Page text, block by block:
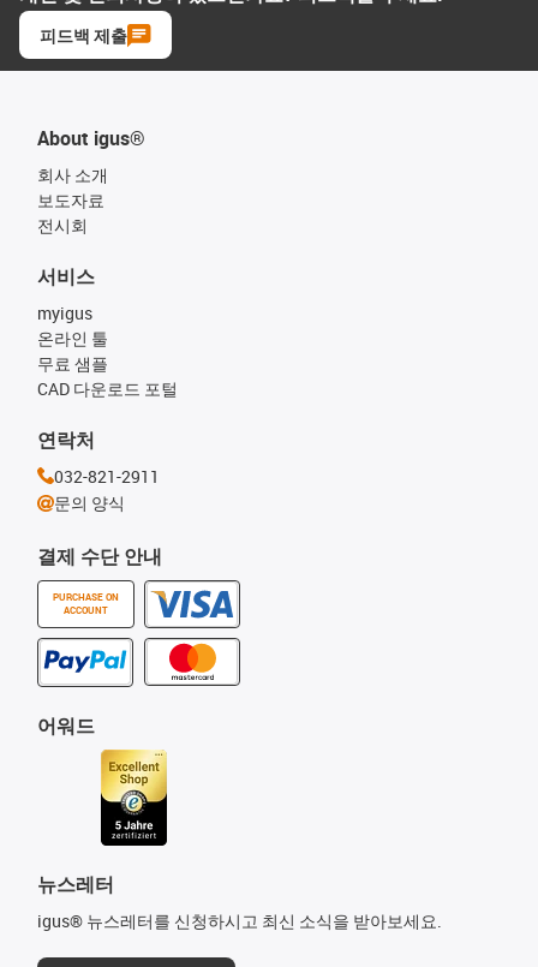
피드백 제출
About igus®
회사 소개
보도자료
전시회
결제 수단 안내
PURCHASE ON
ACCOUNT
서비스
myigus
온라인 툴
무료 샘플
CAD 다운로드 포털
어워드
뉴스레터
igus® 뉴스레터를 신청하시고 최신 소식을 받아보세요.
연락처
032-821-2911
문의 양식